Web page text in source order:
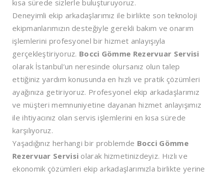
kısa sürede sizlerle buluşturuyoruz.
Deneyimli ekip arkadaşlarımız ile birlikte son teknoloji
ekipmanlarımızın desteğiyle gerekli bakım ve onarım
işlemlerini profesyonel bir hizmet anlayışıyla
gerçekleştiriyoruz. Bocci Gömme Rezervuar Servisi
olarak İstanbul’un neresinde olursanız olun talep
ettiğiniz yardım konusunda en hızlı ve pratik çözümleri
ayağınıza getiriyoruz. Profesyonel ekip arkadaşlarımız
ve müşteri memnuniyetine dayanan hizmet anlayışımız
ile ihtiyacınız olan servis işlemlerini en kısa sürede
karşılıyoruz.
Yaşadığınız herhangi bir problemde Bocci Gömme
Rezervuar Servisi olarak hizmetinizdeyiz. Hızlı ve
ekonomik çözümleri ekip arkadaşlarımızla birlikte yerine